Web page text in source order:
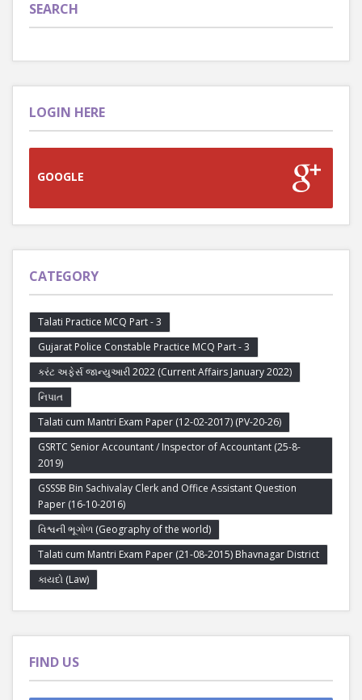
SEARCH
LOGIN HERE
GOOGLE
CATEGORY
Talati Practice MCQ Part - 3
Gujarat Police Constable Practice MCQ Part - 3
કરંટ અફેર્સ જાન્યુઆરી 2022 (Current Affairs January 2022)
નિપાત
Talati cum Mantri Exam Paper (12-02-2017) (PV-20-26)
GSRTC Senior Accountant / Inspector of Accountant (25-8-
2019)
GSSSB Bin Sachivalay Clerk and Office Assistant Question
Paper (16-10-2016)
વિશ્વની ભૂગોળ (Geography of the world)
Talati cum Mantri Exam Paper (21-08-2015) Bhavnagar District
કાયદો (Law)
FIND US